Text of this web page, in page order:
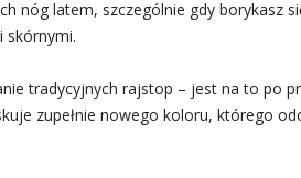
nóg latem, szczególnie gdy borykasz
skórnymi.
tradycyjnych rajstop – jest na to po
zupełnie nowego koloru, którego